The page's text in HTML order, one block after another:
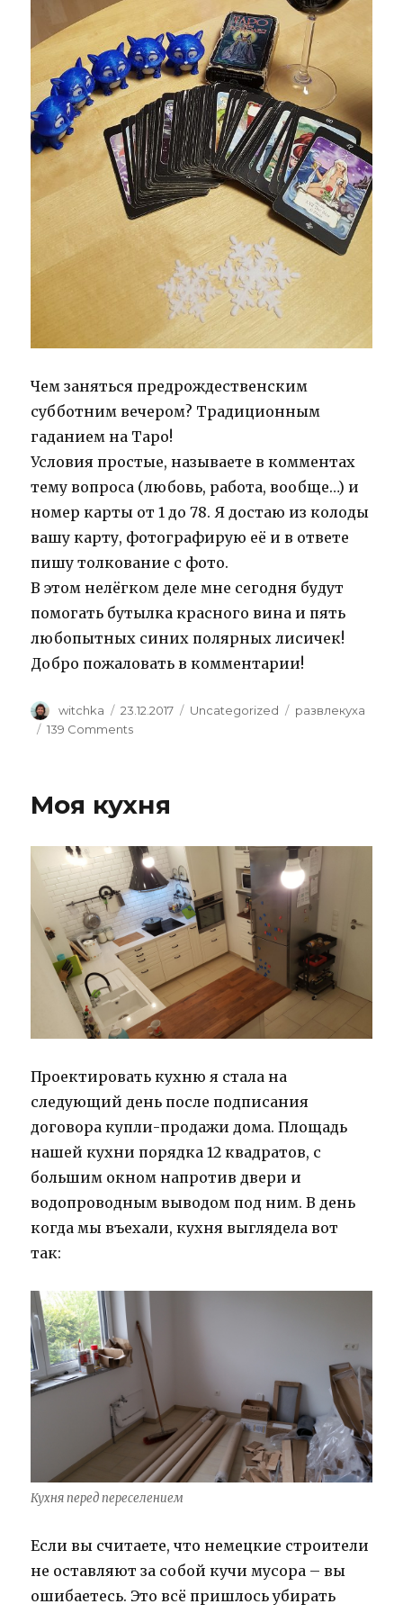
Чем заняться предрождественским
субботним вечером? Традиционным
гаданием на Таро!
Условия простые, называете в комментах
тему вопроса (любовь, работа, вообще…) и
номер карты от 1 до 78. Я достаю из колоды
вашу карту, фотографирую её и в ответе
пишу толкование с фото.
В этом нелёгком деле мне сегодня будут
помогать бутылка красного вина и пять
любопытных синих полярных лисичек!
Добро пожаловать в комментарии!
Author
witchka
Posted
on
23.12.2017 Categories
Uncategorized Tags
развлекуха
139 Commentson
Моя кухня
Проектировать кухню я стала на
следующий день после подписания
договора купли-продажи дома. Площадь
нашей кухни порядка 12 квадратов, с
большим окном напротив двери и
водопроводным выводом под ним. В день
когда мы въехали, кухня выглядела вот
так:
Кухня перед переселением
Если вы считаете, что немецкие строители
не оставляют за собой кучи мусора – вы
ошибаетесь. Это всё пришлось убирать